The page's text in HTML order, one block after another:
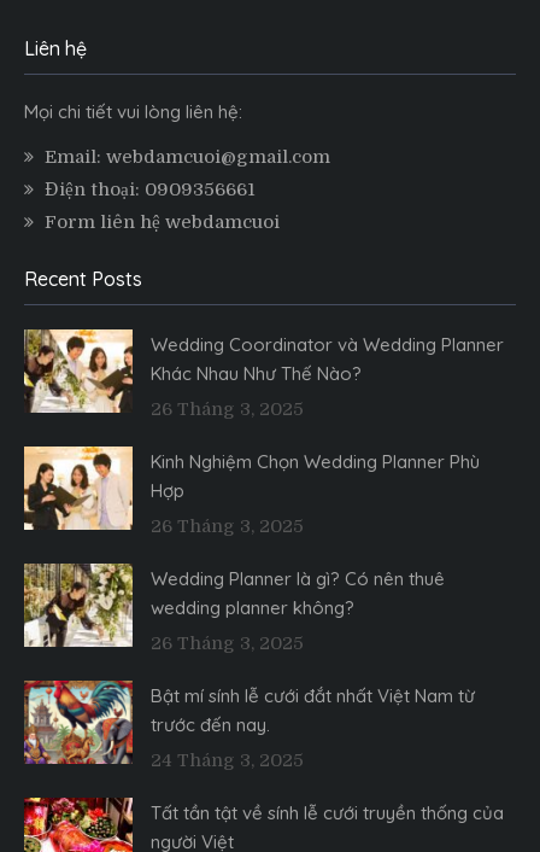
Liên hệ
Mọi chi tiết vui lòng liên hệ:
Email: webdamcuoi@gmail.com
Điện thoại: 0909356661
Form liên hệ webdamcuoi
Recent Posts
Wedding Coordinator và Wedding Planner
Khác Nhau Như Thế Nào?
26 Tháng 3, 2025
Kinh Nghiệm Chọn Wedding Planner Phù
Hợp
26 Tháng 3, 2025
Wedding Planner là gì? Có nên thuê
wedding planner không?
26 Tháng 3, 2025
Bật mí sính lễ cưới đắt nhất Việt Nam từ
trước đến nay.
24 Tháng 3, 2025
Tất tần tật về sính lễ cưới truyền thống của
người Việt